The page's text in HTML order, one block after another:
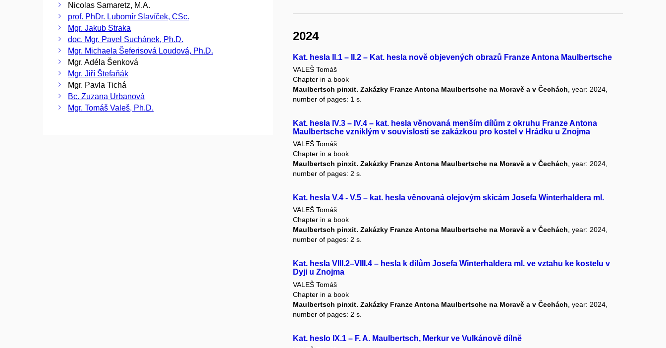
Nicolas Samaretz, M.A.
prof. PhDr. Lubomír Slavíček, CSc.
Mgr. Jakub Straka
doc. Mgr. Pavel Suchánek, Ph.D.
Mgr. Michaela Šeferisová Loudová, Ph.D.
Mgr. Adéla Šenková
Mgr. Jiří Štefaňák
Mgr. Pavla Tichá
Bc. Zuzana Urbanová
Mgr. Tomáš Valeš, Ph.D.
2024
Kat. hesla II.1 – II.2 – Kat. hesla nově objevených obrazů Franze Antona Maulbertsche
VALEŠ Tomáš
Chapter in a book
Maulbertsch pinxit. Zakázky Franze Antona Maulbertsche na Moravě a v Čechách , year: 2024,
number of pages: 1 s.
Kat. hesla IV.3 – IV.4 – kat. hesla věnovaná menším dílům z okruhu Franze Antona
Maulbertsche vzniklým v souvislosti se zakázkou pro kostel v Hrádku u Znojma
VALEŠ Tomáš
Chapter in a book
Maulbertsch pinxit. Zakázky Franze Antona Maulbertsche na Moravě a v Čechách , year: 2024,
number of pages: 2 s.
Kat. hesla V.4 - V.5 – kat. hesla věnovaná olejovým skicám Josefa Winterhaldera ml.
VALEŠ Tomáš
Chapter in a book
Maulbertsch pinxit. Zakázky Franze Antona Maulbertsche na Moravě a v Čechách, year: 2024,
number of pages: 2 s.
Kat. hesla VIII.2–VIII.4 – hesla k dílům Josefa Winterhaldera ml. ve vztahu ke kostelu v
Dyji u Znojma
VALEŠ Tomáš
Chapter in a book
Maulbertsch pinxit. Zakázky Franze Antona Maulbertsche na Moravě a v Čechách , year: 2024,
number of pages: 2 s.
Kat. heslo IX.1 – F. A. Maulbertsch, Merkur ve Vulkánově dílně